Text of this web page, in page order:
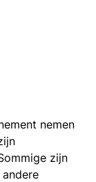
nemen
zijn